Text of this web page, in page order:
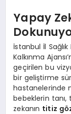
Yapay
İstanbul İl
Kalkınma
geçirilen bu
bir geliştirme
hastanelerinde
bebeklerin
zekanın titiz